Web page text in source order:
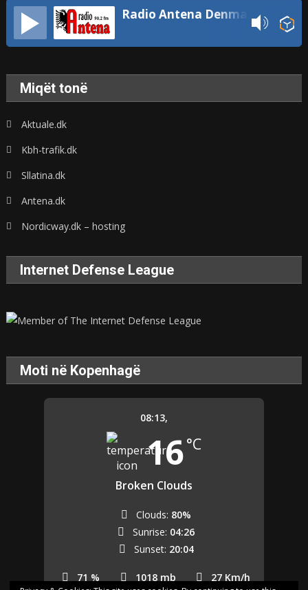
Radio Antena Denmark
Miqët tonë
Aktuale.dk
Kbh-trafik.dk
Sllatina.dk
Antena.dk
Nordicway.dk – hosting
Internet Defense League
Moti në Kopenhagë
08:13,
16°C
Broken Clouds
71 % 1018 mb 27 Km/h
Clouds: 80%
Sunrise: 04:26
Sunset: 20:04